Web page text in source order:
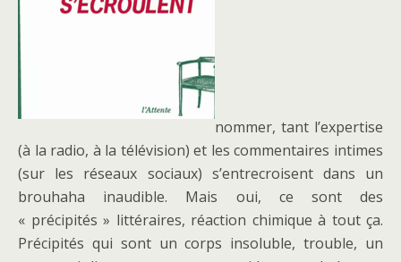
nommer, tant l’expertise
(à la radio, à la télévision) et les commentaires intimes
(sur les réseaux sociaux) s’entrecroisent dans un
brouhaha inaudible. Mais oui, ce sont des
« précipités » littéraires, réaction chimique à tout ça.
Précipités qui sont un corps insoluble, trouble, un